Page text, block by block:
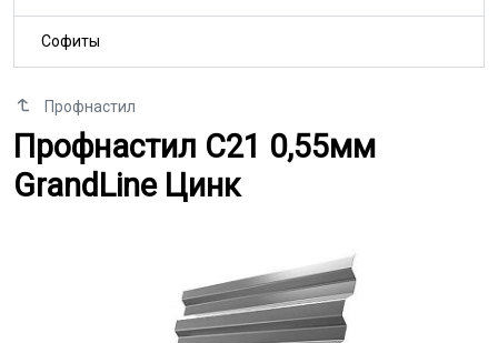
Профнастил
Профнастил С21 0,55мм
Профнастил С21 0,55мм
GrandLine Цинк
Софиты